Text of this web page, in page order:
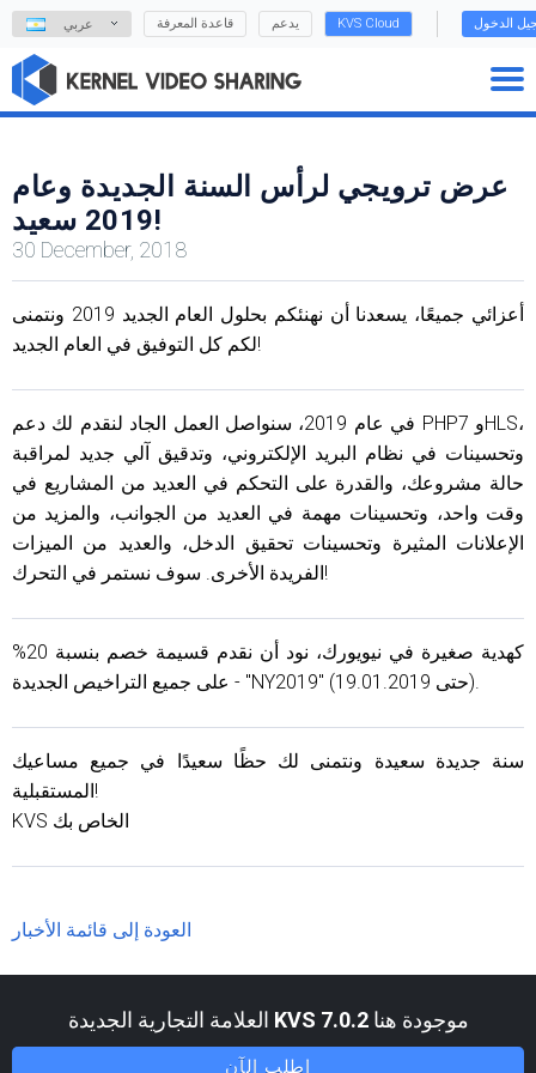
عربي قاعدة المعرفة يدعم KVS Cloud الدخول
عرض ترويجي لرأس السنة الجديدة وعام
2019 سعيد!
30 December, 2018
أعزائي جميعًا، يسعدنا أن نهنئكم بحلول العام الجديد 2019 ونتمنى
لكم كل التوفيق في العام الجديد!
في عام 2019، سنواصل العمل الجاد لنقدم لك دعم PHP7 وHLS،
وتحسينات في نظام البريد الإلكتروني، وتدقيق آلي جديد لمراقبة
حالة مشروعك، والقدرة على التحكم في العديد من المشاريع في
وقت واحد، وتحسينات مهمة في العديد من الجوانب، والمزيد من
الإعلانات المثيرة وتحسينات تحقيق الدخل، والعديد من الميزات
الفريدة الأخرى. سوف نستمر في التحرك!
كهدية صغيرة في نيويورك، نود أن نقدم قسيمة خصم بنسبة 20%
على جميع التراخيص الجديدة - "NY2019" (حتى 19.01.2019).
سنة جديدة سعيدة ونتمنى لك حظًا سعيدًا في جميع مساعيك
المستقبلية!
KVS الخاص بك
العودة إلى قائمة الأخبار
KVS 7.0.2 موجودة هنا
اطلب الآن